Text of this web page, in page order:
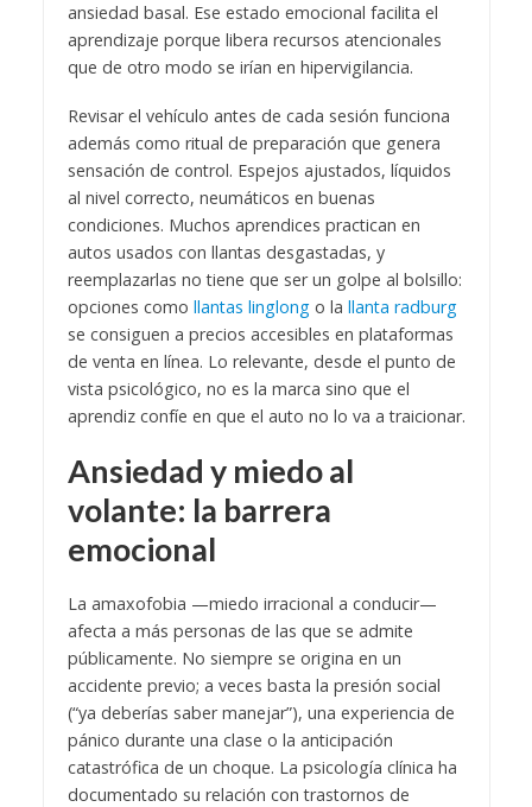
ansiedad basal. Ese estado emocional facilita el
aprendizaje porque libera recursos atencionales
que de otro modo se irían en hipervigilancia.
Revisar el vehículo antes de cada sesión funciona
además como ritual de preparación que genera
sensación de control. Espejos ajustados, líquidos
al nivel correcto, neumáticos en buenas
condiciones. Muchos aprendices practican en
autos usados con llantas desgastadas, y
reemplazarlas no tiene que ser un golpe al bolsillo:
opciones como llantas linglongo la llanta radburg
se consiguen a precios accesibles en plataformas
de venta en línea. Lo relevante, desde el punto de
vista psicológico, no es la marca sino que el
aprendiz confíe en que el auto no lo va a traicionar.
Ansiedad y miedo al
volante: la barrera
emocional
La amaxofobia —miedo irracional a conducir—
afecta a más personas de las que se admite
públicamente. No siempre se origina en un
accidente previo; a veces basta la presión social
(“ya deberías saber manejar”), una experiencia de
pánico durante una clase o la anticipación
catastrófica de un choque. La psicología clínica ha
documentado su relación con trastornos de